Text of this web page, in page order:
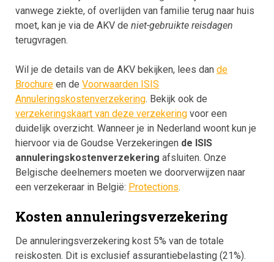
vanwege ziekte, of overlijden van familie terug naar huis
moet, kan je via de AKV de niet-gebruikte reisdagen
terugvragen.
Wil je de details van de AKV bekijken, lees dan de
Brochure en de Voorwaarden ISIS
Annuleringskostenverzekering. Bekijk ook de
verzekeringskaart van deze verzekering voor een
duidelijk overzicht. Wanneer je in Nederland woont kun je
hiervoor via de Goudse Verzekeringen de ISIS
annuleringskostenverzekering afsluiten. Onze
Belgische deelnemers moeten we doorverwijzen naar
een verzekeraar in België: Protections.
Kosten annuleringsverzekering
De annuleringsverzekering kost 5% van de totale
reiskosten. Dit is exclusief assurantiebelasting (21%).